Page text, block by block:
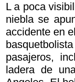
L a poca
niebla se
accidente en
pasajeros,
ladera de